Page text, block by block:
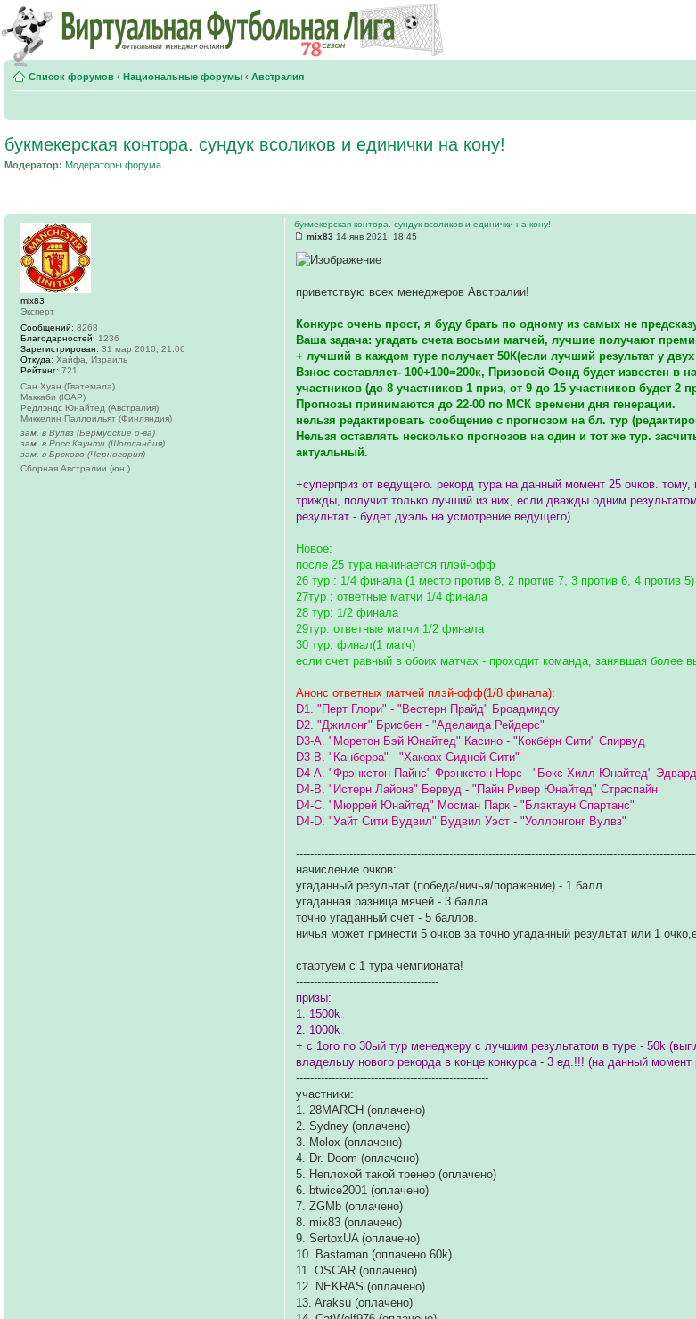
Список форумов ‹ Национальные форумы ‹ Австралия
букмекерская контора. сундук всоликов и единички на кону!
Модератор: Модераторы форума
букмекерская контора. сундук всоликов и единички на кону!
mix83 14 янв 2021, 18:45
приветствую всех менеджеров Австралии!
Конкурс очень прост, я буду брать по одному из самых не
Ваша задача: угадать счета восьми матчей, лучшие получают
+ лучший в каждом туре получает 50К(если лучший результат у
Взнос составляет- 100+100=200к, Призовой Фонд будет известен в
участников (до 8 участников 1 приз, от 9 до 15 участников будет
Прогнозы принимаются до 22-00 по МСК времени дня генерации.
нельзя редактировать сообщение с прогнозом на бл. тур
Нельзя оставлять несколько прогнозов на один и тот же тур.
актуальный.
+суперприз от ведущего. рекорд тура на данный момент 25 очков.
трижды, получит только лучший из них, если дважды одним
результат - будет дуэль на усмотрение ведущего)
Новое:
после 25 тура начинается плэй-офф
26 тур : 1/4 финала (1 место против 8, 2 против 7, 3 против 6, 4 против 5)
27тур : ответные матчи 1/4 финала
28 тур: 1/2 финала
29тур: ответные матчи 1/2 финала
30 тур: финал(1 матч)
если счет равный в обоих матчах - проходит команда, занявшая более
Анонс ответных матчей плэй-офф(1/8 финала):
D1. "Перт Глори" - "Вестерн Прайд" Броадмидоу
D2. "Джилонг" Брисбен - "Аделаида Рейдерс"
D3-A. "Моретон Бэй Юнайтед" Касино - "Кокбёрн Сити" Спирвуд
D3-B. "Канберра" - "Хакоах Сидней Сити"
D4-A. "Фрэнкстон Пайнс" Фрэнкстон Норс - "Бокс Хилл Юнайтед"
D4-B. "Истерн Лайонз" Бервуд - "Пайн Ривер Юнайтед" Страспайн
D4-C. "Мюррей Юнайтед" Мосман Парк - "Блэктаун Спартанс"
D4-D. "Уайт Сити Вудвил" Вудвил Уэст - "Уоллонгонг Вулвз"
начисление очков:
угаданный результат (победа/ничья/поражение) - 1 балл
угаданная разница мячей - 3 балла
точно угаданный счет - 5 баллов.
ничья может принести 5 очков за точно угаданный результат или 1
стартуем с 1 тура чемпионата!
----------------------------------------
призы:
1. 1500k
2. 1000k
+ с 1ого по 30ый тур менеджеру с лучшим результатом в туре - 50k
владельцу нового рекорда в конце конкурса - 3 ед.!!! (на данный
------------------------------------------------------
участники:
1. 28MARCH (оплачено)
2. Sydney (оплачено)
3. Molox (оплачено)
4. Dr. Doom (оплачено)
5. Неплохой такой тренер (оплачено)
6. btwice2001 (оплачено)
7. ZGMb (оплачено)
8. mix83 (оплачено)
9. SertoxUA (оплачено)
10. Bastaman (оплачено 60k)
11. OSCAR (оплачено)
12. NEKRAS (оплачено)
13. Araksu (оплачено)
mix83
Эксперт
Сообщений: 8268
Благодарностей: 1236
Зарегистрирован: 31 мар 2010, 21:06
Откуда: Хайфа, Израиль
Рейтинг: 721
Сан Хуан (Гватемала)
Маккаби (ЮАР)
Редлэндс Юнайтед (Австралия)
Миккелин Паллоильят (Финляндия)
зам. в Вулвз (Бермудские о-ва)
зам. в Росс Каунти (Шотландия)
зам. в Брсково (Черногория)
Сборная Австралии (юн.)